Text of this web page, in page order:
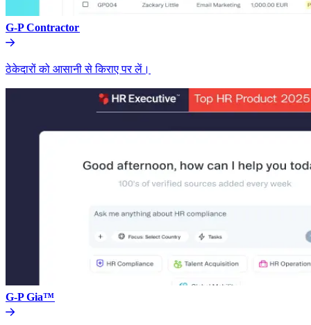
G-P Contractor​​
ठेकेदारों को आसानी से किराए पर लें।​​
G-P Gia™​​